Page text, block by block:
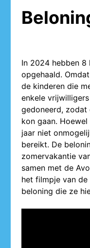
In 2024 hebben 8
opgehaald.
de kinderen die
enkele
gedoneerd, zodat
kon gaan.
jaar niet
bereikt. De
zomervakantie
samen met de
het filmpje van
beloning die ze